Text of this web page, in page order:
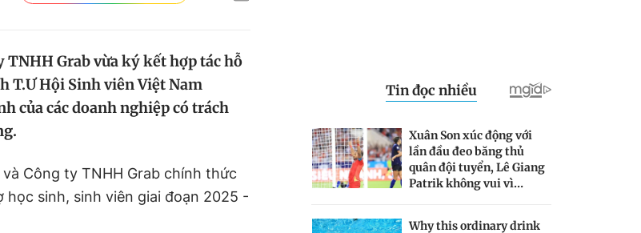
TNHH Grab vừa ký kết hợp tác hỗ
T.Ư Hội Sinh viên Việt Nam
của các doanh nghiệp có trách
và Công ty TNHH Grab chính thức
sinh, sinh viên giai đoạn 2025 -